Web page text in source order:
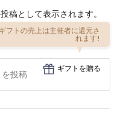
稿として表示されます。
フトの売上は主催者に還元さ
れます!
ギフトを贈る